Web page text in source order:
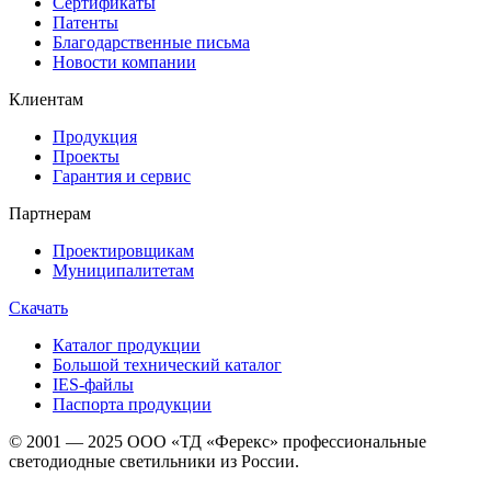
Патенты
Благодарственные письма
Новости компании
Клиентам
Продукция
Проекты
Гарантия и сервис
Партнерам
Проектировщикам
Муниципалитетам
Скачать
Каталог продукции
Большой технический каталог
IES-файлы
Паспорта продукции
© 2001 — 2025 ООО «ТД «Ферекс» профессиональные
светодиодные светильники из России.